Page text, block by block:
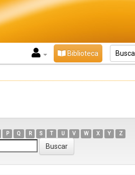
Biblioteca
P Q R S T U V W X Y Z